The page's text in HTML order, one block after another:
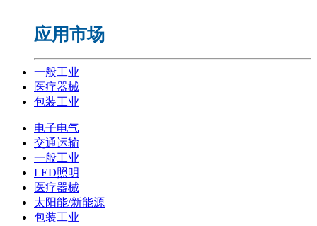
应用市场
一般工业
医疗器械
包装工业
电子电气
交通运输
一般工业
LED照明
医疗器械
太阳能/新能源
包装工业